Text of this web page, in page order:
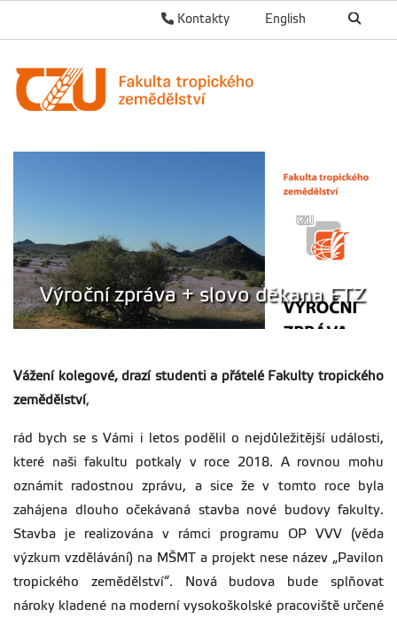
English
Kontakty
Výroční zpráva + slovo děkana FTZ
Vážení kolegové, drazí studenti a přátelé Fakulty tropického
zemědělství,
rád bych se s Vámi i letos podělil o nejdůležitější události,
které naši fakultu potkaly v roce 2018. A rovnou mohu
oznámit radostnou zprávu, a sice že v tomto roce byla
zahájena dlouho očekávaná stavba nové budovy fakulty.
Stavba je realizována v rámci programu OP VVV (věda
výzkum vzdělávání) na MŠMT a projekt nese název „Pavilon
tropického zemědělství“. Nová budova bude splňovat
nároky kladené na moderní vysokoškolské pracoviště určené